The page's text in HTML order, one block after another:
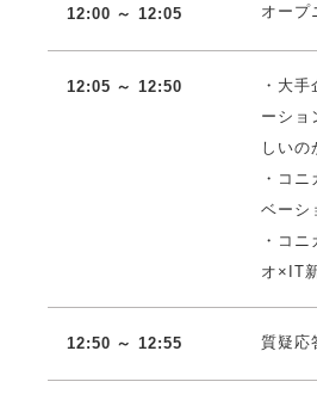
12:00 ～ 12:05 オープ
12:05 ～ 12:50
・大
ーショ
しいの
・コ
ベーシ
・コ
オ×IT
12:50 ～ 12:55 質疑応